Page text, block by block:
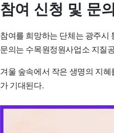
참여 신청 및 문의
참여를 희망하는 단체는 광주시
문의는 수목원정원사업소 지질
겨울 숲속에서 작은 생명의 지
가 기대된다.